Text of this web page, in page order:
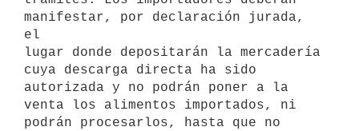
manifestar, por declaración jurada,
el
lugar donde depositarán la mercadería
cuya descarga directa ha sido
autorizada y no podrán poner a la
venta los alimentos importados, ni
podrán procesarlos, hasta que no